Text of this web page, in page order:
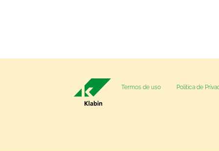
Termos de uso Política de